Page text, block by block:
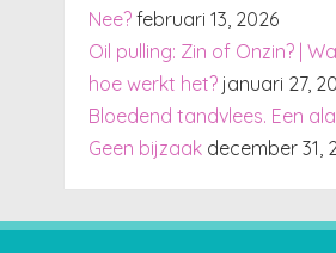
Nee? februari 13, 2026
Oil pulling: Zin of Onzin? |
hoe werkt het? januari 27,
Bloedend tandvlees. Een
Geen bijzaak december 31,